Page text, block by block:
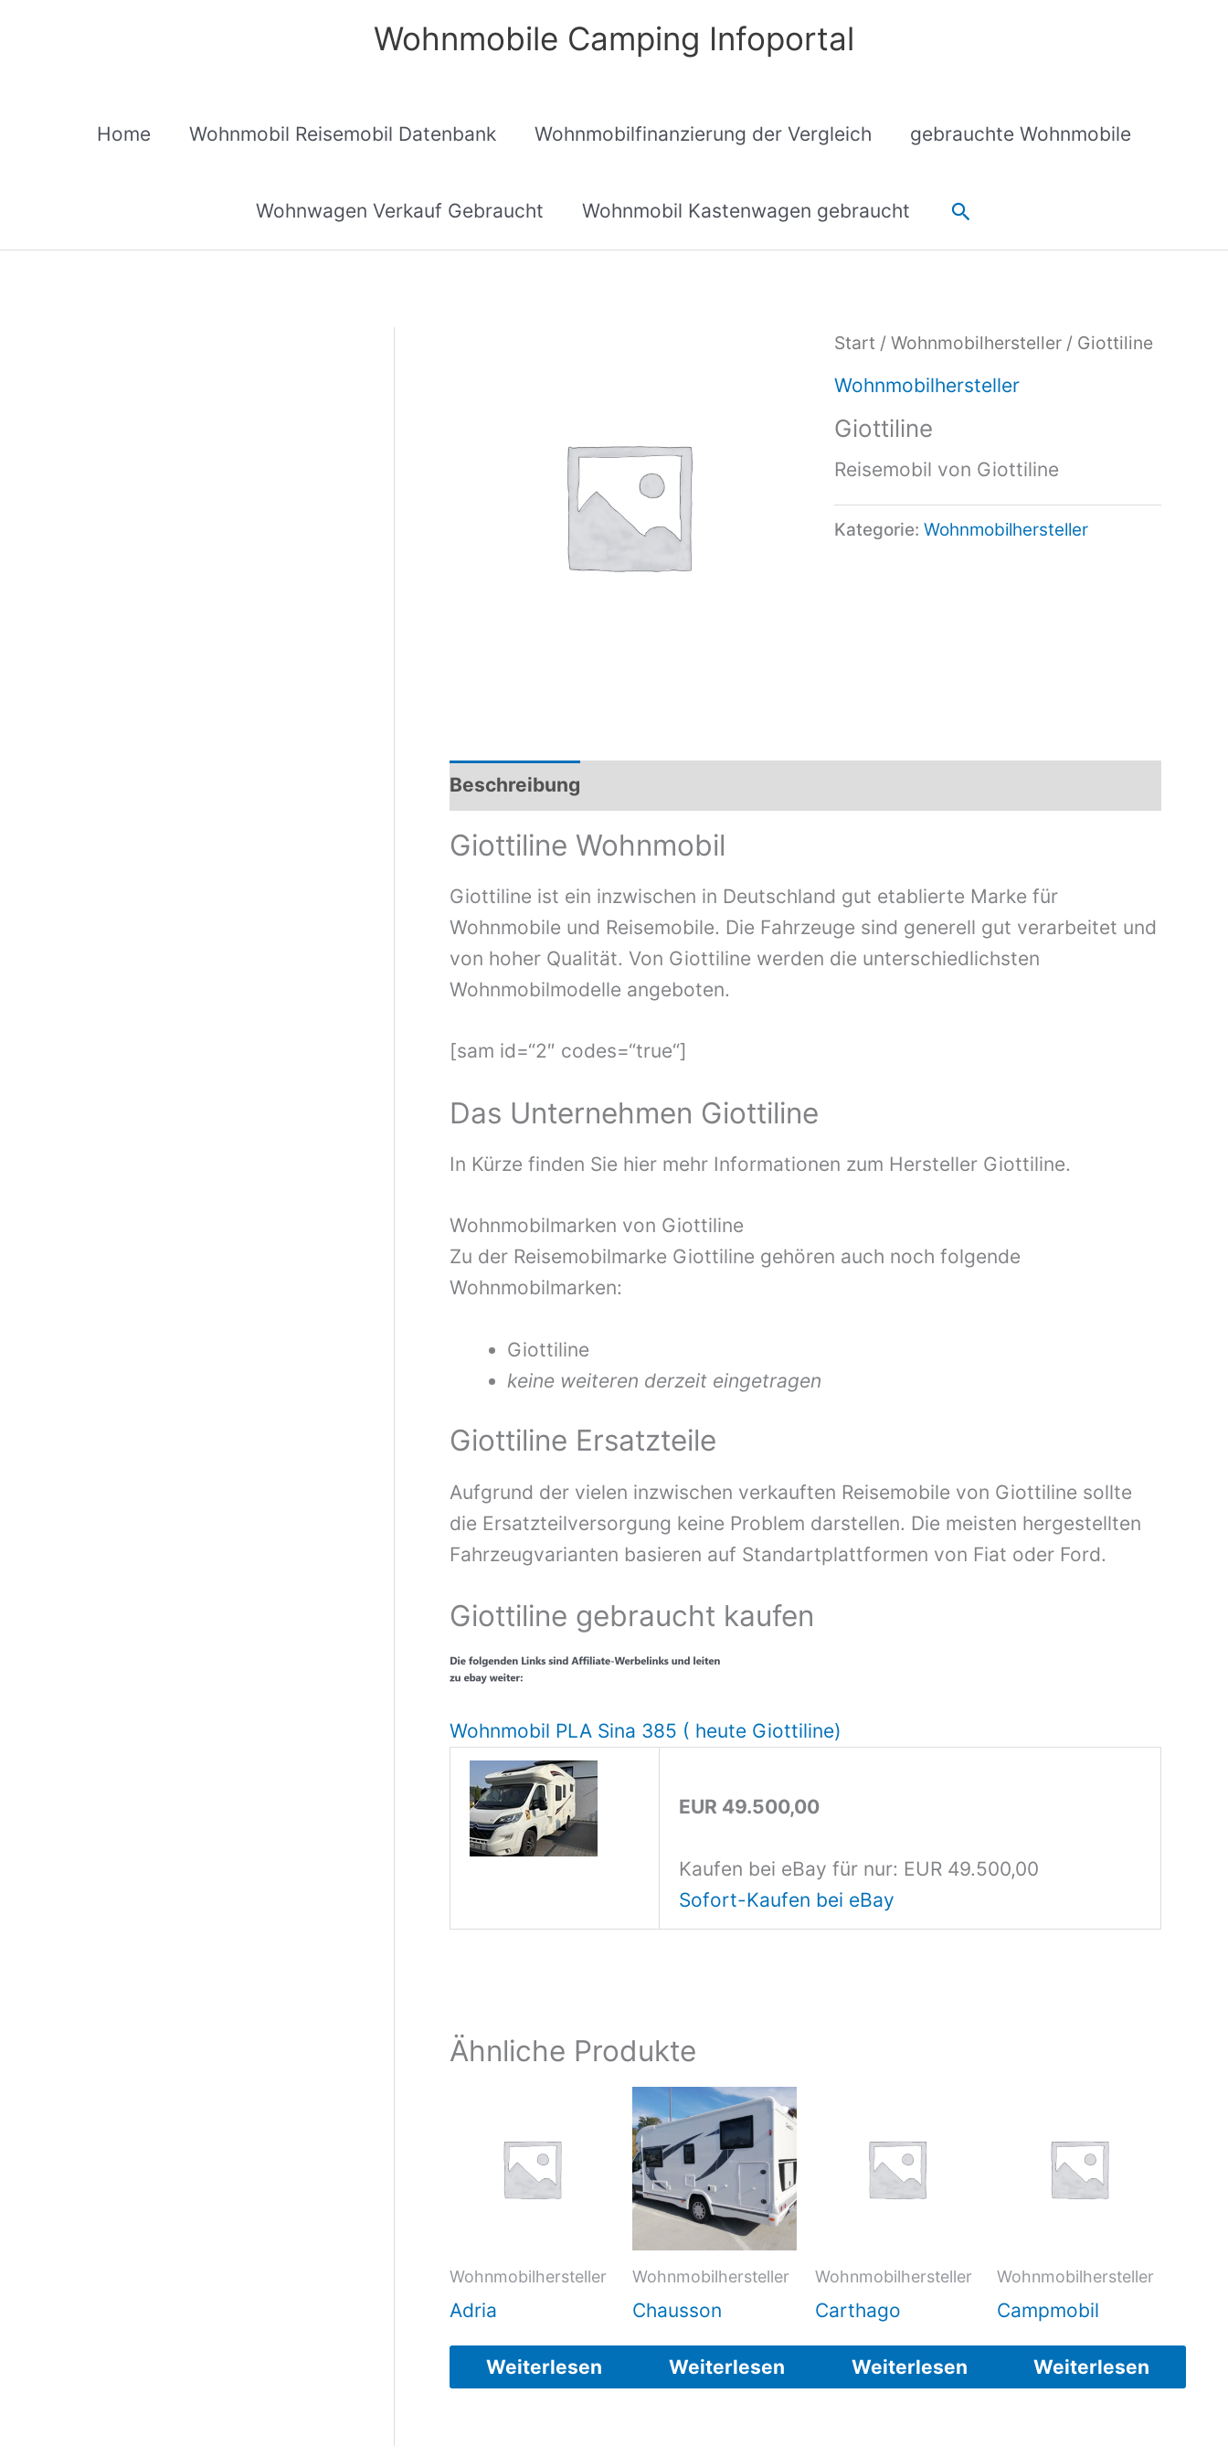
Wohnmobile Camping Infoportal
Home Wohnmobil Reisemobil Datenbank Wohnmobilfinanzierung der Vergleich gebrauchte Wohnmobile
Wohnwagen Verkauf Gebraucht Wohnmobil Kastenwagen gebraucht Suchen
Start / Wohnmobilhersteller/ Giottiline
Wohnmobilhersteller
Giottiline
Reisemobil von Giottiline
Kategorie: Wohnmobilhersteller
Beschreibung
Giottiline Wohnmobil
Giottiline ist ein inzwischen in Deutschland gut etablierte Marke für
Wohnmobile und Reisemobile. Die Fahrzeuge sind generell gut verarbeitet und
von hoher Qualität. Von Giottiline werden die unterschiedlichsten
Wohnmobilmodelle angeboten.
[sam id=“2″ codes=“true“]
Das Unternehmen Giottiline
In Kürze finden Sie hier mehr Informationen zum Hersteller Giottiline.
Wohnmobilmarken von Giottiline
Zu der Reisemobilmarke Giottiline gehören auch noch folgende
Wohnmobilmarken:
Giottiline
keine weiteren derzeit eingetragen
Giottiline Ersatzteile
Aufgrund der vielen inzwischen verkauften Reisemobile von Giottiline sollte
die Ersatzteilversorgung keine Problem darstellen. Die meisten hergestellten
Fahrzeugvarianten basieren auf Standartplattformen von Fiat oder Ford.
Giottiline gebraucht kaufen
Wohnmobil PLA Sina 385 ( heute Giottiline)
EUR 49.500,00
Kaufen bei eBay für nur: EUR 49.500,00
Sofort-Kaufen bei eBay
Ähnliche Produkte
Wohnmobilhersteller
Adria
Weiterlesen
Wohnmobilhersteller
Chausson
Weiterlesen
Wohnmobilhersteller
Carthago
Weiterlesen
Wohnmobilhersteller
Campmobil
Weiterlesen